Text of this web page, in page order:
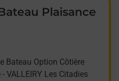
Plaisance
Bateau Option Côtière
VALLEIRY Les Citadies